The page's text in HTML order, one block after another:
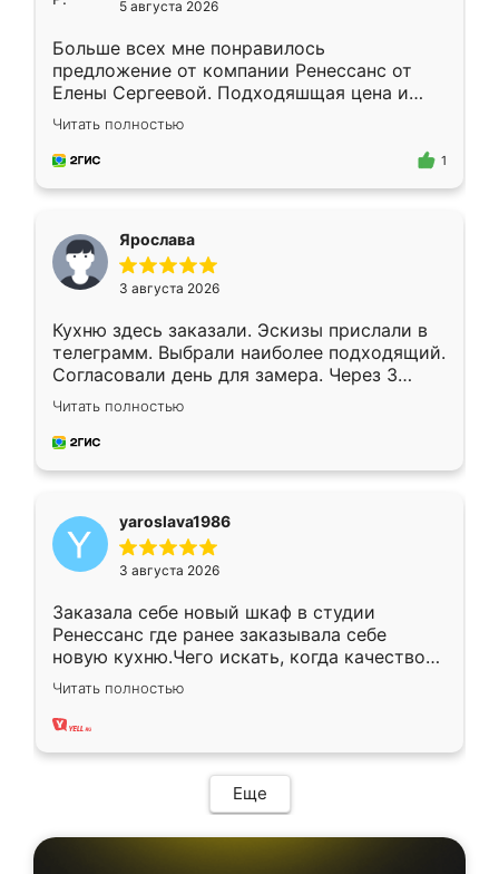
5 августа 2026
Больше всех мне понравилось
предложение от компании Ренессанс от
Елены Сергеевой. Подходяшщая цена и
короткие сроки изготовления. Приехавший
для замера сотрудник Владислав
предложил по моему эскизу самый
Читать полностью
1
Ярослава
3 августа 2026
Кухню здесь заказали. Эскизы прислали в
телеграмм. Выбрали наиболее подходящий.
Согласовали день для замера. Через 3
недели кухня была уже готова. Остались
довольны работой. Спасибо Ренессанс
мебель за качественную работу!
Читать полностью
yaroslava1986
3 августа 2026
Заказала себе новый шкаф в студии
Ренессанс где ранее заказывала себе
новую кухню.Чего искать, когда качеством
вполне довольна. Служит кухня уже почти
два года, нареканий нет.
Читать полностью
Еще